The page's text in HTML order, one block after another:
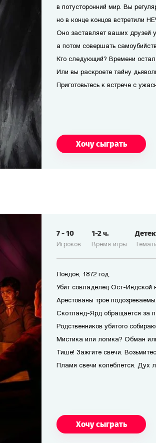
в потусторонний мир. Вы
но в конце концов встретили
Оно заставляет ваших друзей
а потом совершать
Кто следующий? Времени
Или вы раскроете тайну
Приготовьтесь к встрече с
Хочу сыграть
Игроков
7-10
Время игры
1-2ч.
Лондон, 1872 год.
Убит совладелец Ост-Индской
Арестованы трое
Скотланд-Ярд обращается за
Родственников убитого
Мистика или логика? Обман
Тише! Зажгите свечи.
Пламя свечи колеблется. Дух
Хочу сыграть